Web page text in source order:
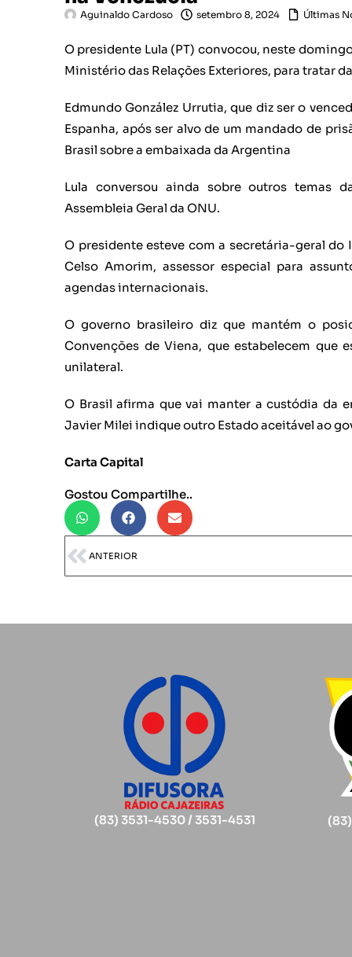
Aguinaldo Cardoso setembro 8, 2024 Últimas
O presidente Lula (PT) convocou, neste
Ministério das Relações Exteriores, para tratar
Edmundo González Urrutia, que diz ser o
Espanha, após ser alvo de um mandado de
Brasil sobre a embaixada da Argentina
Lula conversou ainda sobre outros temas
Assembleia Geral da ONU.
O presidente esteve com a secretária-geral do
Celso Amorim, assessor especial para
agendas internacionais.
O governo brasileiro diz que mantém o
Convenções de Viena, que estabelecem que
unilateral.
O Brasil afirma que vai manter a custódia da
Javier Milei indique outro Estado aceitável ao
Carta Capital
Gostou Compartilhe..
ANTERIOR
(83) 3531-4530 / 3531-4531